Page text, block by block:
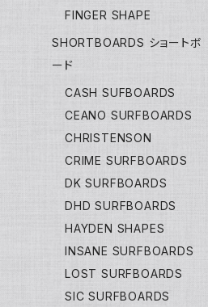
FINGER SHAPE
SHORTBOARDS ショートボ
ード
CASH SUFBOARDS
CEANO SURFBOARDS
CHRISTENSON
CRIME SURFBOARDS
DK SURFBOARDS
DHD SURFBOARDS
HAYDEN SHAPES
INSANE SURFBOARDS
LOST SURFBOARDS
SIC SURFBOARDS